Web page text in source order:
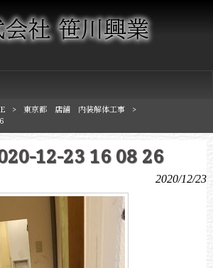
> 東京都 店舗 内装解体工事
>
12-23 16 08 26
2020/12/23